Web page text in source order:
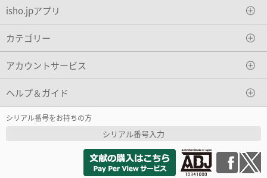
isho.jpアプリ
カテゴリー
アカウントサービス
ヘルプ＆ガイド
シリアル番号をお持ちの方
シリアル番号入力